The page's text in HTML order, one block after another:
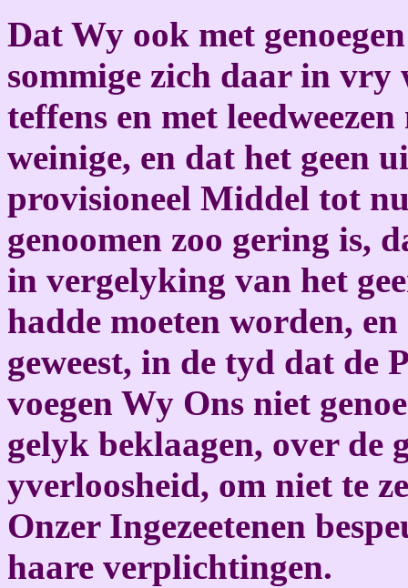
Dat Wy ook met
sommige zich daar in vry
teffens en met
weinige, en dat het geen
provisioneel Middel tot
genoomen zoo gering is,
in vergelyking van het
hadde moeten worden,
geweest, in de tyd dat de
voegen Wy Ons niet
gelyk beklaagen, over de
yverloosheid, om niet te
Onzer Ingezeetenen
haare verplichtingen.